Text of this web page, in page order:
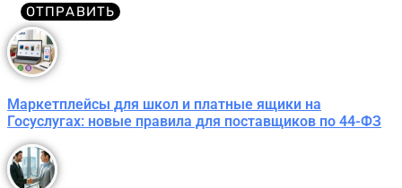
ОТПРАВИТЬ
Маркетплейсы для школ и платные ящики на
Госуслугах: новые правила для поставщиков по 44-ФЗ